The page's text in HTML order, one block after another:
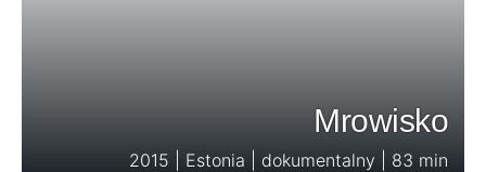
Mrowisko
2015 | Estonia | dokumentalny | 83 min